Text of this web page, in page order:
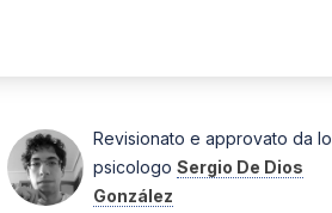
Revisionato e approvato da lo
psicologo Sergio De Dios
González